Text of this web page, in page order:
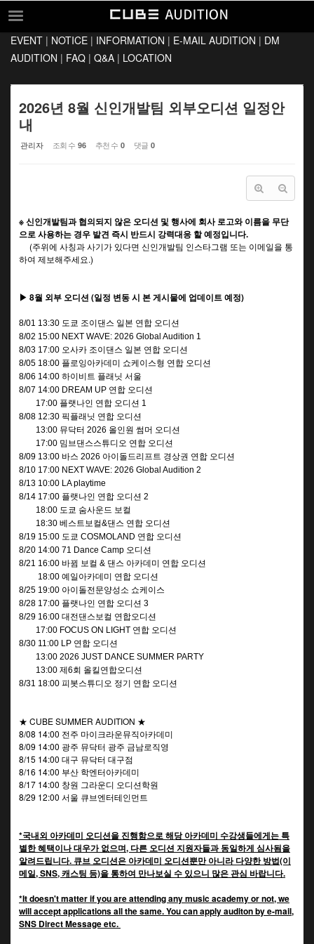
EVENT
INFORMATION
E-MAIL AUDITION
DM AUDITION
LOCATION
EVENT | NOTICE | INFORMATION | E-MAIL AUDITION | DM
AUDITION | FAQ | Q&A | LOCATION
2026년 8월 신인개발팀 외부오디션 일정안
내
관리자 조회 수 96 추천 수 0 댓글 0
※ 신인개발팀과 협의되지 않은 오디션 및 행사에 회사 로고와 이름을 무단
으로 사용하는 경우 발견 즉시 반드시 강력대응 할 예정입니다.
(주위에 사칭과 사기가 있다면 신인개발팀 인스타그램 또는 이메일을 통
하여 제보해주세요.)
▶ 8월 외부 오디션 (일정 변동 시 본 게시물에 업데이트 예정)
8/01 13:30 도쿄 조이댄스 일본 연합 오디션
8/02 15:00 NEXT WAVE: 2026 Global Audition 1
8/03 17:00 오사카 조이댄스 일본 연합 오디션
8/05 18:00 플로잉아카데미 쇼케이스형 연합 오디션
8/06 14:00 하이비트 플래닛 서울
8/07 14:00 DREAM UP 연합 오디션
17:00 플랫나인 연합 오디션 1
8/08 12:30 픽플래닛 연합 오디션
13:00 뮤닥터 2026 올인원 썸머 오디션
17:00 밈브댄스스튜디오 연합 오디션
8/09 13:00 바스 2026 아이돌드리프트 경상권 연합 오디션
8/10 17:00 NEXT WAVE: 2026 Global Audition 2
8/13 10:00 LA playtime
8/14 17:00 플랫나인 연합 오디션 2
18:00 도쿄 숨사운드 보컬
18:30 베스트보컬&댄스 연합 오디션
8/19 15:00 도쿄 COSMOLAND 연합 오디션
8/20 14:00 71 Dance Camp 오디션
8/21 16:00 바뀜 보컬 & 댄스 아카데미 연합 오디션
18:00 예일아카데미 연합 오디션
8/25 19:00 아이돌전문양성소 쇼케이스
8/28 17:00 플랫나인 연합 오디션 3
8/29 16:00 대전댄스보컬 연합오디션
17:00 FOCUS ON LIGHT 연합 오디션
8/30 11:00 LP 연합 오디션
13:00 2026 JUST DANCE SUMMER PARTY
13:00 제6회 올킬연합오디션
8/31 18:00 피봇스튜디오 정기 연합 오디션
★ CUBE SUMMER AUDITION ★
8/08 14:00 전주 마이크라운뮤직아카데미
8/09 14:00 광주 뮤닥터 광주 금남로직영
8/15 14:00 대구 뮤닥터 대구점
8/16 14:00 부산 학엔터아카데미
8/17 14:00 창원 그라운디 오디션학원
8/29 12:00 서울 큐브엔터테인먼트
*국내외 아카데미 오디션을 진행함으로 해당 아카데미 수강생들에게는 특
별한 혜택이나 대우가 없으며, 다른 오디션 지원자들과 동일하게 심사됨을
알려드립니다. 큐브 오디션은 아카데미 오디션뿐만 아니라 다양한 방법(이
메일, SNS, 캐스팅 등)을 통하여 만나보실 수 있으니 많은 관심 바랍니다.
*It doesn't matter if you are attending any music academy or not, we
will accept applications all the same. You can apply auditon by e-mail,
SNS Direct Message etc.